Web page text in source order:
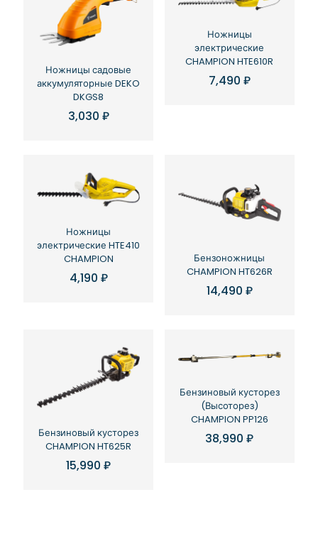
Ножницы садовые
аккумуляторные DEKO
DKGS8
3,030 ₽
Ножницы
электрические
CHAMPION HTE610R
7,490 ₽
Ножницы
электрические HTE410
CHAMPION
4,190 ₽
Бензоножницы
CHAMPION HT626R
14,490 ₽
Бензиновый кусторез
CHAMPION HT625R
15,990₽
Бензиновый кусторез
(Высоторез)
CHAMPION PP126
38,990₽